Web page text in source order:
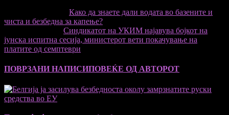
Како да знаете дали водата во базените и
чиста и безбедна за капење?
Синдикатот на УКИМ најавува бојкот на
јунска испитна сесија, министерот вети покачување на
платите од семптеври
ПОВРЗАНИ НАПИСИПОВЕЌЕ ОД АВТОРОТ